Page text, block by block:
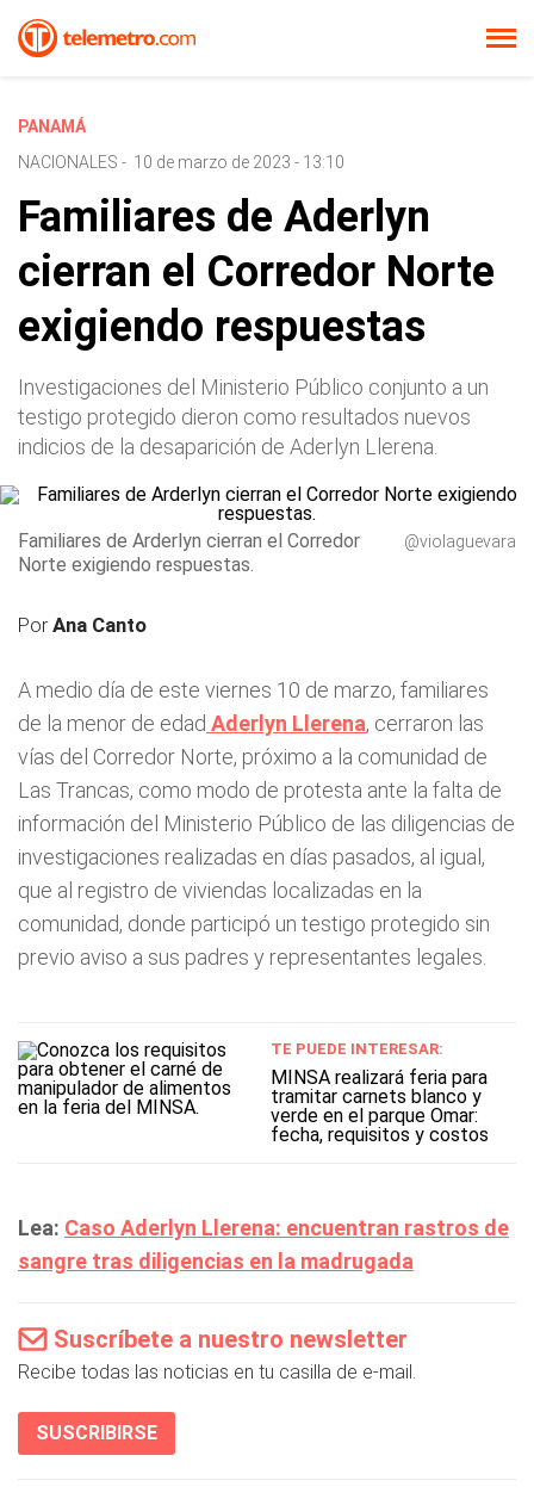
PANAMÁ
NACIONALES - 10 de marzo de 2023 - 13:10
Familiares de Aderlyn
cierran el Corredor Norte
exigiendo respuestas
Investigaciones del Ministerio Público conjunto a un
testigo protegido dieron como resultados nuevos
indicios de la desaparición de Aderlyn Llerena.
Familiares de Arderlyn cierran el Corredor
Norte exigiendo respuestas.
@violaguevara
PorAna Canto
A medio día de este viernes 10 de marzo, familiares
de la menor de edad Aderlyn Llerena, cerraron las
vías del Corredor Norte, próximo a la comunidad de
Las Trancas, como modo de protesta ante la falta de
información del Ministerio Público de las diligencias de
investigaciones realizadas en días pasados, al igual,
que al registro de viviendas localizadas en la
comunidad, donde participó un testigo protegido sin
previo aviso a sus padres y representantes legales.
TE PUEDE INTERESAR:
MINSA realizará feria para
tramitar carnets blanco y
verde en el parque Omar:
fecha, requisitos y costos
Lea: Caso Aderlyn Llerena: encuentran rastros de
sangre tras diligencias en la madrugada
Suscríbete a nuestro newsletter
Recibe todas las noticias en tu casilla de e-mail.
SUSCRIBIRSE